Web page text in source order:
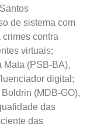
de sistema com
crimes contra
virtuais;
Mata (PSB-BA),
digital;
(MDB-GO),
das
das